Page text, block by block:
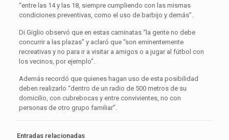
“entre las 14 y las 18, siempre cumpliendo con las mismas
condiciones preventivas, como el uso de barbijo y demás”.
Di Giglio observó que en estas caminatas “la gente no debe
concurrir a las plazas” y aclaró que “son eminentemente
recreativas y no para ir a visitar a amigos o a jugar al fútbol con
los vecinos, por ejemplo”.
Además recordó que quienes hagan uso de esta posibilidad
deben realizarlo “dentro de un radio de 500 metros de su
domicilio, con cubrebocas y entre convivientes, no con
personas de otro grupo familiar”.
Entradas relacionadas